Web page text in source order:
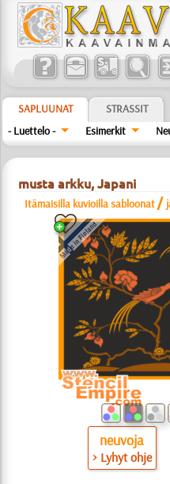
SAPLUUNAT
STRASSIT
- Luettelo -
Esimerkit
musta arkku, Japani
Itämaisilla kuvioilla sabloonat /
neuvoja
> Lyhyt ohje